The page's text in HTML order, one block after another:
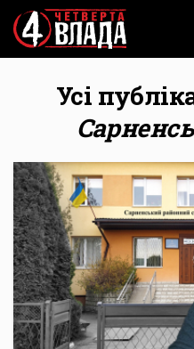
Перейти
до
основного
вмісту
Усі